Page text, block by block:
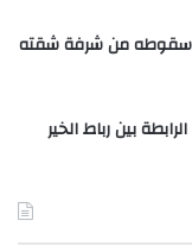
سقوطه من شرفة شقته
بين رباط الخير